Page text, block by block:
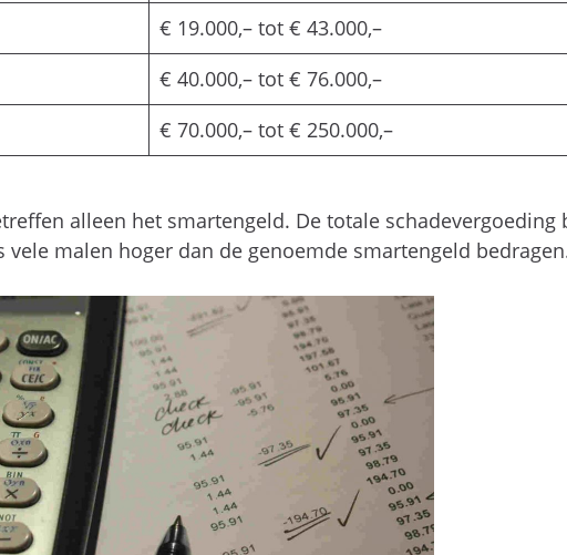
€ 19.000,– tot € 43.000,–
€ 40.000,– tot € 76.000,–
€ 70.000,– tot € 250.000,–
alleen het smartengeld. De totale schadevergoeding
malen hoger dan de genoemde smartengeld